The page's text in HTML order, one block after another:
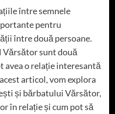
între semnele
pentru
între două persoane.
Vărsător sunt două
avea o relație interesantă
articol, vom explora
și bărbatului Vărsător,
în relație și cum pot să